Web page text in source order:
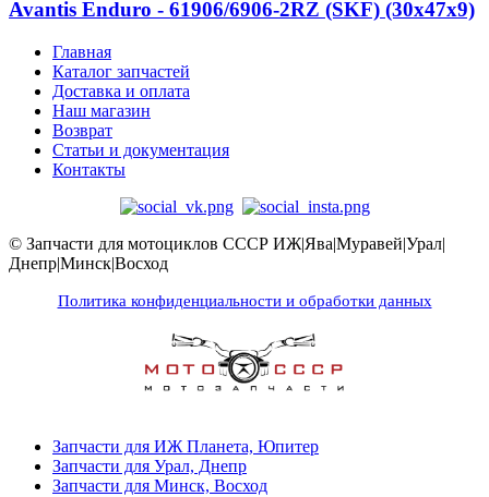
Avantis Enduro - 61906/6906-2RZ (SKF) (30x47x9)
Главная
Каталог запчастей
Доставка и оплата
Наш магазин
Возврат
Статьи и документация
Контакты
© Запчасти для мотоциклов СССР ИЖ|Ява|Муравей|Урал|
Днепр|Минск|Восход
Политика конфиденциальности и обработки данных
Запчасти для ИЖ Планета, Юпитер
Запчасти для Урал, Днепр
Запчасти для Минск, Восход